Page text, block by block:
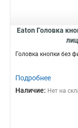
Eaton Головка
Головка кнопки без
Подробнее
Наличие: Нет на